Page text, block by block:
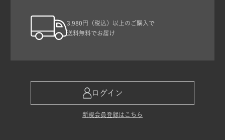
3,980円（税込）以上のご購入で
送料無料でお届け
ログイン
新規会員登録はこちら